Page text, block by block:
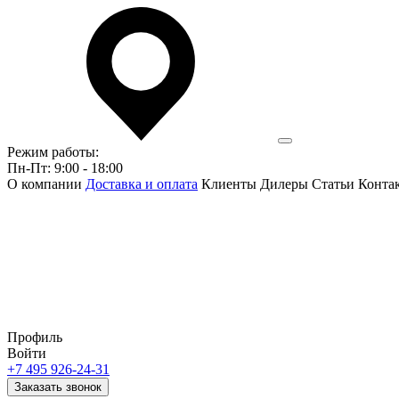
Режим работы:
Пн-Пт: 9:00 - 18:00
О компании Доставка и оплата Клиенты Дилеры Статьи
Профиль
Войти
+7 495 926-24-31
Заказать звонок